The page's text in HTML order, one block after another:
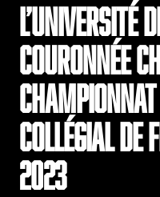
L’UNIVERSITÉ
COURONNÉE
COLLÉGIAL DE
2023